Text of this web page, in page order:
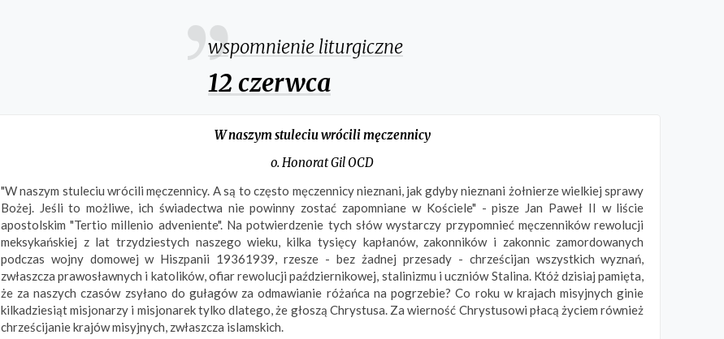
wspomnienie liturgiczne
12 czerwca
W naszym stuleciu wrócili męczennicy
o. Honorat Gil OCD
"W naszym stuleciu wrócili męczennicy. A są to często męczennicy nieznani, jak gdyby nieznani żołnierze wielkiej sprawy
Bożej. Jeśli to możliwe, ich świadectwa nie powinny zostać zapomniane w Kościele" - pisze Jan Paweł II w liście
apostolskim "Tertio millenio adveniente". Na potwierdzenie tych słów wystarczy przypomnieć męczenników rewolucji
meksykańskiej z lat trzydziestych naszego wieku, kilka tysięcy kapłanów, zakonników i zakonnic zamordowanych
podczas wojny domowej w Hiszpanii 19361939, rzesze - bez żadnej przesady - chrześcijan wszystkich wyznań,
zwłaszcza prawosławnych i katolików, ofiar rewolucji październikowej, stalinizmu i uczniów Stalina. Któż dzisiaj pamięta,
że za naszych czasów zsyłano do gułagów za odmawianie różańca na pogrzebie? Co roku w krajach misyjnych ginie
kilkadziesiąt misjonarzy i misjonarek tylko dlatego, że głoszą Chrystusa. Za wierność Chrystusowi płacą życiem również
chrześcijanie krajów misyjnych, zwłaszcza islamskich.